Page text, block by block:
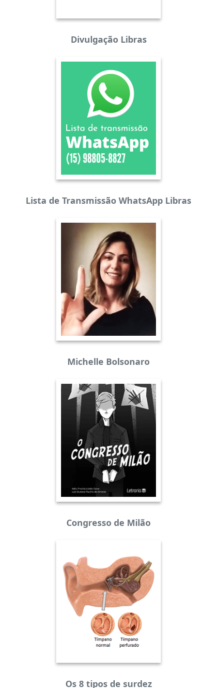
Divulgação Libras
Lista de Transmissão WhatsApp Libras
Michelle Bolsonaro
Congresso de Milão
Os 8 tipos de surdez